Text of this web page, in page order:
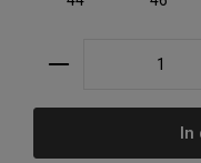
Produkt Anzahl: